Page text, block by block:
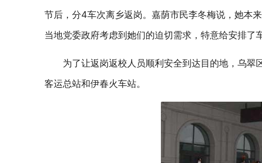
节后，分4车次离乡返岗。嘉荫市民李冬梅说，她本
当地党委政府考虑到她们的迫切需求，特意给安排了
为了让返岗返校人员顺利安全到达目的地，乌翠
客运总站和伊春火车站。